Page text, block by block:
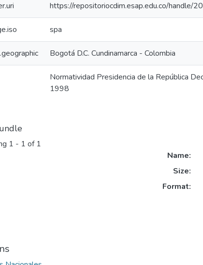
https://repositoriocdim.esap.edu.co/handle/
spa
Bogotá D.C. Cundinamarca - Colombia
Normatividad Presidencia de la República
1998
1 - 1 of 1
Name:
Size:
Format: